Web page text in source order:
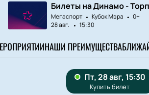
Билеты на Динамо -
Мегаспорт Кубок Мэра
0+
28 авг.
15:30
НАШИ ПРЕИМУЩЕСТВА